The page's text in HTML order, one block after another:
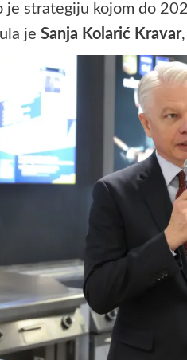
je strategiju kojom do
je Sanja Kolarić Kravar